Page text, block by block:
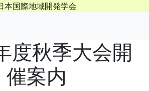
本国際地域開発学会
度秋季大会開
催案内